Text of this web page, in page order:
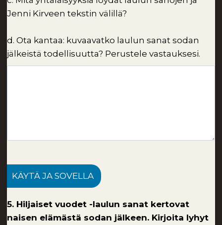
Jenni Kirveen tekstin välillä?
d. Ota kantaa: kuvaavatko laulun sanat sodan
jälkeistä todellisuutta? Perustele vastauksesi.
KÄYTÄ JA SOVELLA
5. Hiljaiset vuodet -laulun sanat kertovat
naisen elämästä sodan jälkeen. Kirjoita lyhyt